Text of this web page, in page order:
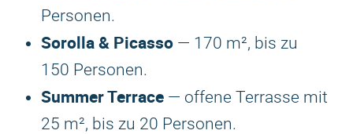
Personen.
Sorolla & Picasso — 170 m², bis zu
150 Personen.
Summer Terrace — offene Terrasse mit
25 m², bis zu 20 Personen.